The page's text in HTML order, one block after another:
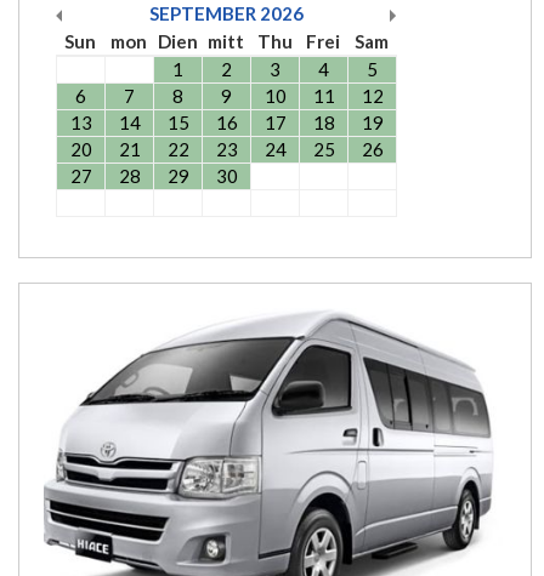
SEPTEMBER 2026
Sun
mon Dien mitt Thu Frei
Sam
1
2 3 4
5
6
7 8 9 10 11
12
13
14 15 16 17 18
19
20
21 22 23 24 25
26
27
28 29 30